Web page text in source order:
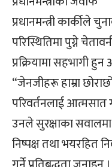
प्रधानमन्त्री
परिस्थितिमा पुग्ने
प्रक्रियामा सहभागी हुन
“जेनजीहरू हाम्रा
परिवर्तनलाई आत्मसात
उनले सुरक्षाका
निष्पक्ष तथा भयरहित